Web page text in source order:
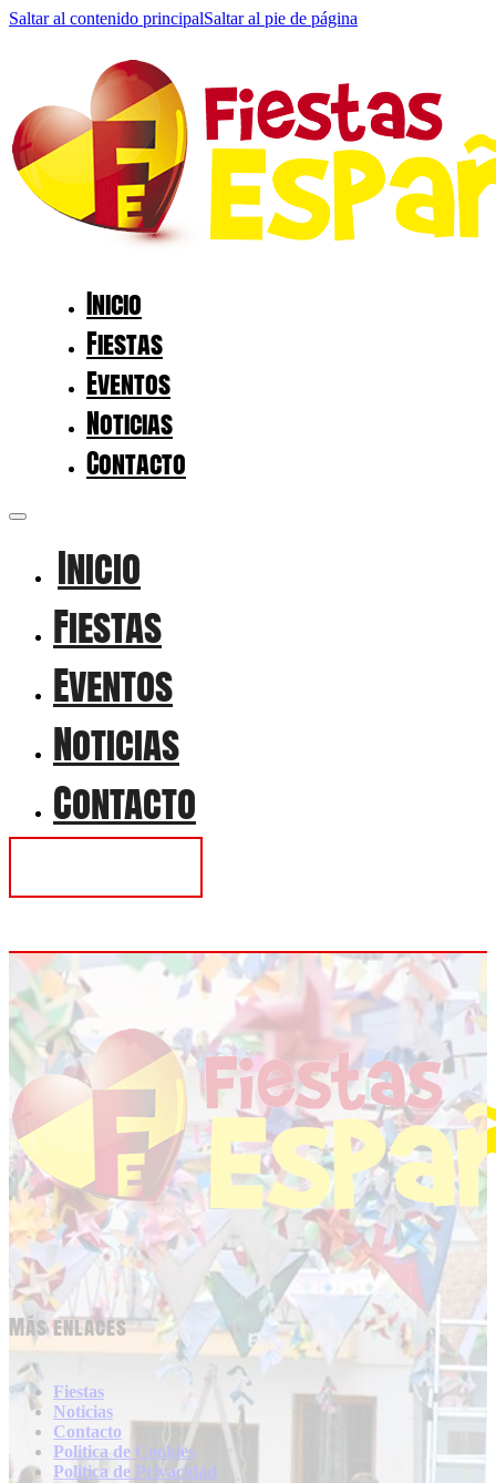
Saltar al contenido principalSaltar al pie de página
Inicio
Fiestas
Eventos
Noticias
Contacto
Inicio
Fiestas
Eventos
Noticias
Contacto
Más enlaces
Fiestas
Noticias
Contacto
Politica de Cookies
Politica de Privacidad